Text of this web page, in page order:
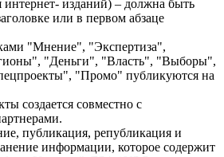
интернет- изданий) – должна быть
или в первом абзаце
"Мнение", "Экспертиза",
"Деньги", "Власть", "Выборы",
"Промо" публикуются на
создается совместно с
публикация, републикация и
информации, которое содержит